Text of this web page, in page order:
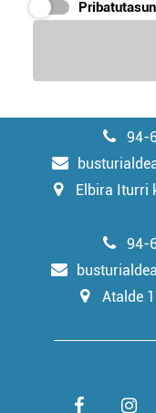
irakurri
94-
Elbira Iturri
94-
Atalde